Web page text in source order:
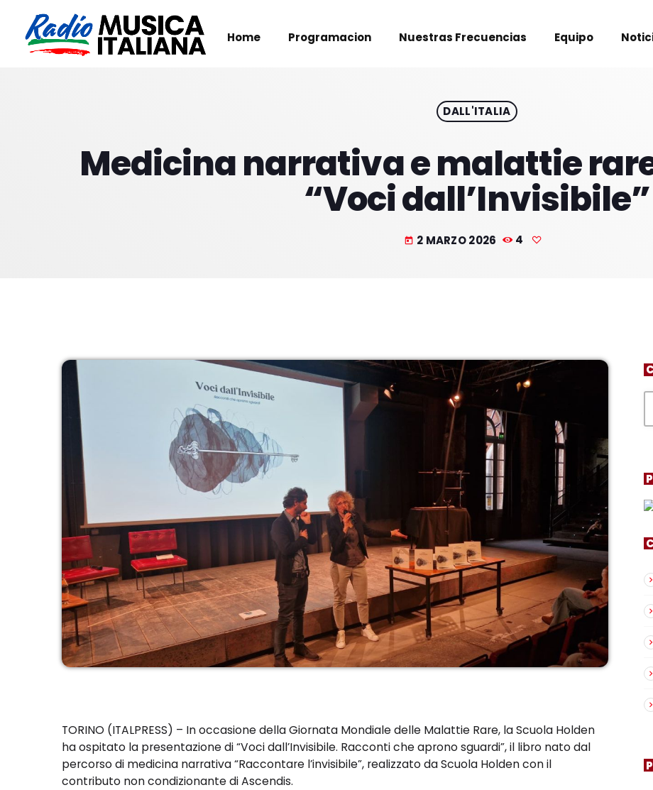
Home Programacion Nuestras Frecuencias Equipo
DALL'ITALIA
Medicina narrativa e malattie
“Voci dall’Invisibile”
today 2 MARZO 2026 4
TORINO (ITALPRESS) – In occasione della Giornata Mondiale delle Malattie Rare, la Scuola Holden
ha ospitato la presentazione di “Voci dall’Invisibile. Racconti che aprono sguardi”, il libro nato dal
percorso di medicina narrativa “Raccontare l’invisibile”, realizzato da Scuola Holden con il
contributo non condizionante di Ascendis.